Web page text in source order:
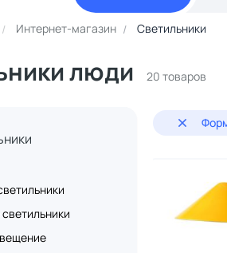
Интернет-магазин Светильники
люди 20 товаров